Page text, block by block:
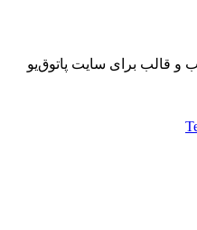
و قالب برای سایت پاتوق‌یو